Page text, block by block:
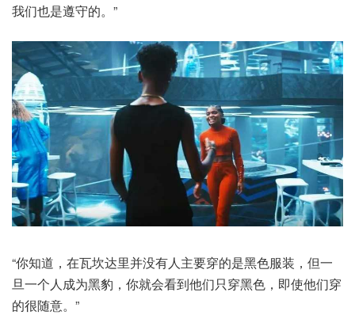
我们也是遵守的。”
“你知道，在瓦坎达里并没有人主要穿的是黑色服装，但一
旦一个人成为黑豹，你就会看到他们只穿黑色，即使他们穿
的很随意。”